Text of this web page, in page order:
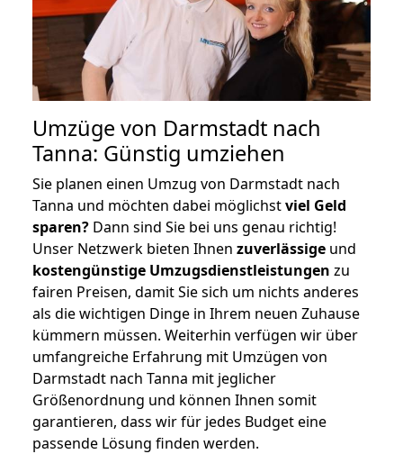
Umzüge von Darmstadt nach
Tanna: Günstig umziehen
Sie planen einen Umzug von Darmstadt nach
Tanna und möchten dabei möglichstviel Geld
sparen? Dann sind Sie bei uns genau richtig!
Unser Netzwerk bieten Ihnen zuverlässige und
kostengünstige Umzugsdienstleistungen zu
fairen Preisen, damit Sie sich um nichts anderes
als die wichtigen Dinge in Ihrem neuen Zuhause
kümmern müssen. Weiterhin verfügen wir über
umfangreiche Erfahrung mit Umzügen von
Darmstadt nach Tanna mit jeglicher
Größenordnung und können Ihnen somit
garantieren, dass wir für jedes Budget eine
passende Lösung finden werden.